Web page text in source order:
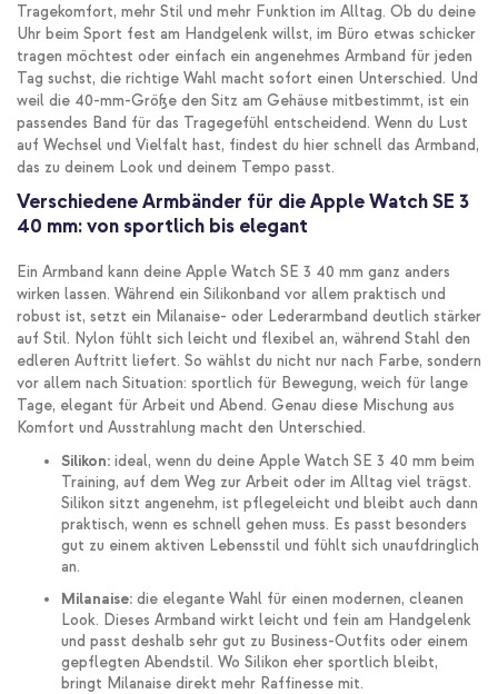
Tragekomfort, mehr Stil und mehr Funktion im Alltag. Ob du deine
Uhr beim Sport fest am Handgelenk willst, im Büro etwas schicker
tragen möchtest oder einfach ein angenehmes Armband für jeden
Tag suchst, die richtige Wahl macht sofort einen Unterschied. Und
weil die 40-mm-Größe den Sitz am Gehäuse mitbestimmt, ist ein
passendes Band für das Tragegefühl entscheidend. Wenn du Lust
auf Wechsel und Vielfalt hast, findest du hier schnell das Armband,
das zu deinem Look und deinem Tempo passt.
Verschiedene Armbänder für die Apple Watch SE 3
40 mm: von sportlich bis elegant
Ein Armband kann deine Apple Watch SE 3 40 mm ganz anders
wirken lassen. Während ein Silikonband vor allem praktisch und
robust ist, setzt ein Milanaise- oder Lederarmband deutlich stärker
auf Stil. Nylon fühlt sich leicht und flexibel an, während Stahl den
edleren Auftritt liefert. So wählst du nicht nur nach Farbe, sondern
vor allem nach Situation: sportlich für Bewegung, weich für lange
Tage, elegant für Arbeit und Abend. Genau diese Mischung aus
Komfort und Ausstrahlung macht den Unterschied.
Silikon: ideal, wenn du deine Apple Watch SE 3 40 mm beim
Training, auf dem Weg zur Arbeit oder im Alltag viel trägst.
Silikon sitzt angenehm, ist pflegeleicht und bleibt auch dann
praktisch, wenn es schnell gehen muss. Es passt besonders
gut zu einem aktiven Lebensstil und fühlt sich unaufdringlich
an.
Milanaise: die elegante Wahl für einen modernen, cleanen
Look. Dieses Armband wirkt leicht und fein am Handgelenk
und passt deshalb sehr gut zu Business-Outfits oder einem
gepflegten Abendstil. Wo Silikon eher sportlich bleibt,
bringt Milanaise direkt mehr Raffinesse mit.